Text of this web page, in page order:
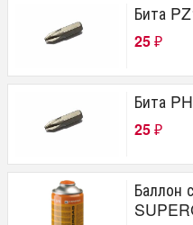
Бита
25 ₽
Бита
25 ₽
Баллон